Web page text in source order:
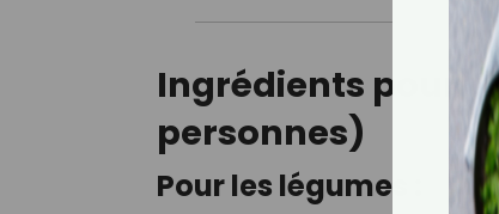
Ingrédients pour
personnes)
Pour les légumes :